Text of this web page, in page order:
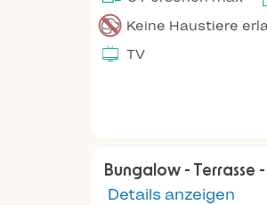
Keine Haustiere
TV
Bungalow - Terrasse
Details anzeigen